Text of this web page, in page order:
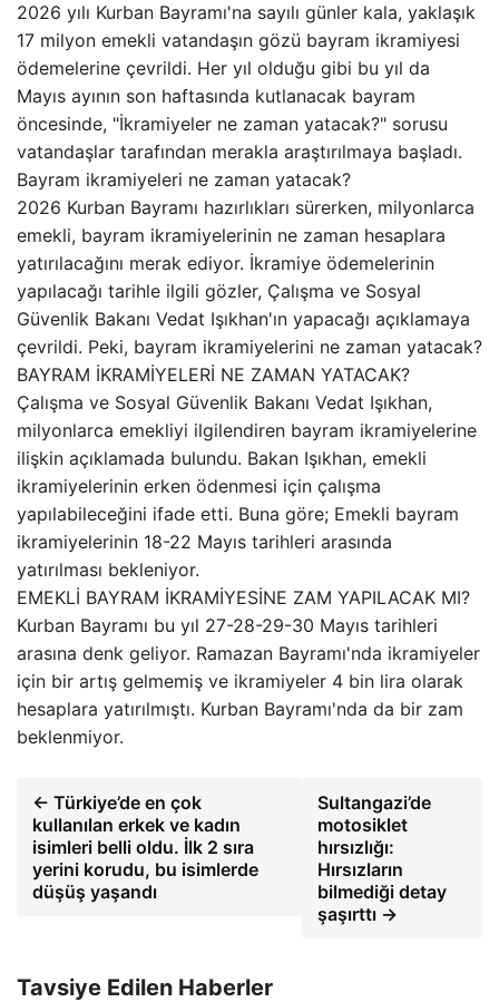
2026 yılı Kurban Bayramı'na sayılı günler kala, yaklaşık
17 milyon emekli vatandaşın gözü bayram ikramiyesi
ödemelerine çevrildi. Her yıl olduğu gibi bu yıl da
Mayıs ayının son haftasında kutlanacak bayram
öncesinde, "İkramiyeler ne zaman yatacak?" sorusu
vatandaşlar tarafından merakla araştırılmaya başladı.
Bayram ikramiyeleri ne zaman yatacak?
2026 Kurban Bayramı hazırlıkları sürerken, milyonlarca
emekli, bayram ikramiyelerinin ne zaman hesaplara
yatırılacağını merak ediyor. İkramiye ödemelerinin
yapılacağı tarihle ilgili gözler, Çalışma ve Sosyal
Güvenlik Bakanı Vedat Işıkhan'ın yapacağı açıklamaya
çevrildi. Peki, bayram ikramiyelerini ne zaman yatacak?
BAYRAM İKRAMİYELERİ NE ZAMAN YATACAK?
Çalışma ve Sosyal Güvenlik Bakanı Vedat Işıkhan,
milyonlarca emekliyi ilgilendiren bayram ikramiyelerine
ilişkin açıklamada bulundu. Bakan Işıkhan, emekli
ikramiyelerinin erken ödenmesi için çalışma
yapılabileceğini ifade etti. Buna göre; Emekli bayram
ikramiyelerinin 18-22 Mayıs tarihleri arasında
yatırılması bekleniyor.
EMEKLİ BAYRAM İKRAMİYESİNE ZAM YAPILACAK MI?
Kurban Bayramı bu yıl 27-28-29-30 Mayıs tarihleri
arasına denk geliyor. Ramazan Bayramı'nda ikramiyeler
için bir artış gelmemiş ve ikramiyeler 4 bin lira olarak
hesaplara yatırılmıştı. Kurban Bayramı'nda da bir zam
beklenmiyor.
← Türkiye’de en çok
kullanılan erkek ve kadın
isimleri belli oldu. İlk 2 sıra
yerini korudu, bu isimlerde
düşüş yaşandı
Sultangazi’de
motosiklet
hırsızlığı:
Hırsızların
bilmediği detay
şaşırttı →
Tavsiye Edilen Haberler